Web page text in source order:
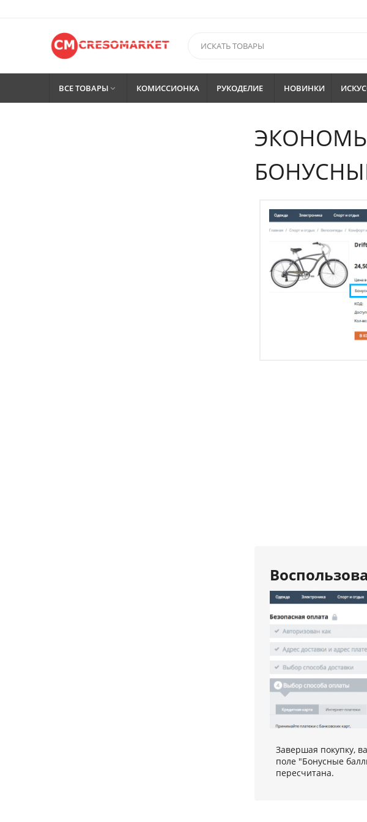
ВСЕ ТОВАРЫ  КОМИССИОНКА РУКОДЕЛИЕ НОВИНКИ
Завершая покупку,
полe "Бонусные
пересчитана.